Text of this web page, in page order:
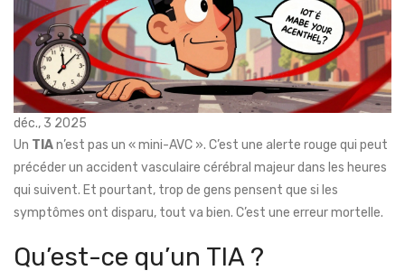
déc., 3 2025
Un TIAn’est pas un « mini-AVC ». C’est une alerte rouge qui peut
précéder un accident vasculaire cérébral majeur dans les heures
qui suivent. Et pourtant, trop de gens pensent que si les
symptômes ont disparu, tout va bien. C’est une erreur mortelle.
Qu’est-ce qu’un TIA ?